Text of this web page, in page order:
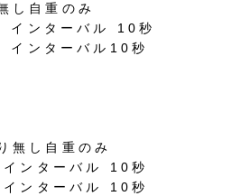
し自重のみ
ンターバル 10秒
ンターバル10秒
無し自重のみ
ンターバル 10秒
ンターバル 10秒